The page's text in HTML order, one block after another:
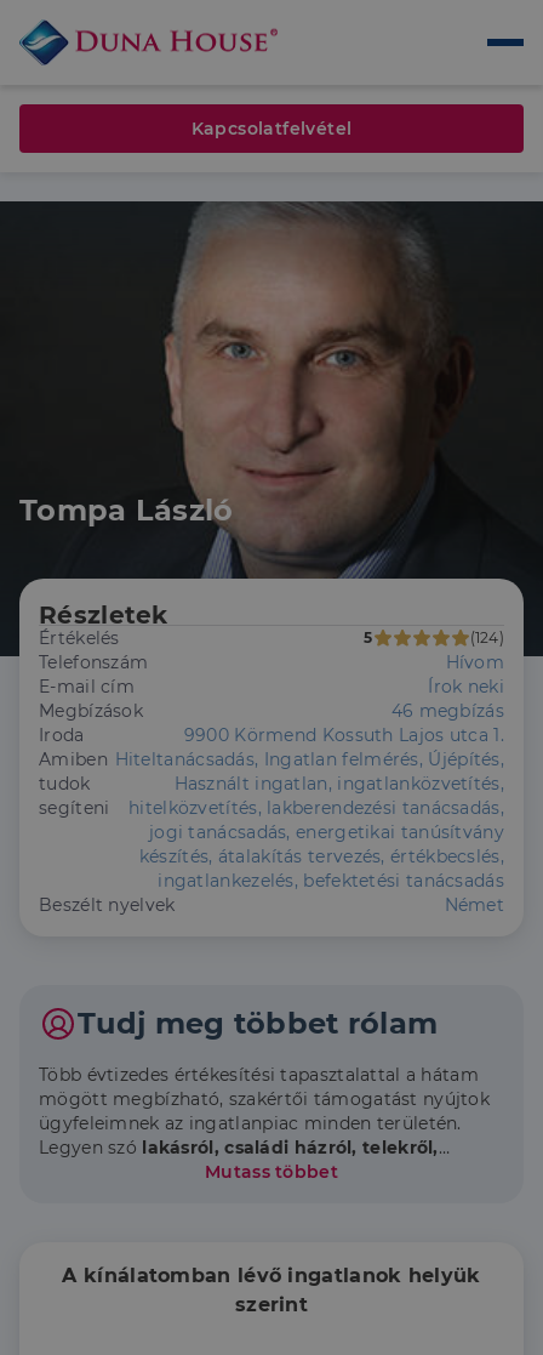
Kapcsolatfelvétel
Tompa László
Részletek
Értékelés 5 (124)
Telefonszám
Hívom
E-mail cím
Írok neki
Megbízások
46 megbízás
Iroda
9900 Körmend Kossuth Lajos utca 1.
Amiben
tudok
segíteni
Hiteltanácsadás, Ingatlan felmérés, Újépítés,
Használt ingatlan, ingatlanközvetítés,
hitelközvetítés, lakberendezési tanácsadás,
jogi tanácsadás, energetikai tanúsítvány
készítés, átalakítás tervezés, értékbecslés,
ingatlankezelés, befektetési tanácsadás
Beszélt nyelvek
Német
Tudj meg többet rólam
Több évtizedes értékesítési tapasztalattal a hátam
mögött megbízható, szakértői támogatást nyújtok
ügyfeleimnek az ingatlanpiac minden területén.
Legyen szó lakásról, családi házról, telekről,
bérleményről vagy ipari ingatlanról,
Irodánk - ügyfeleink bizalmát kiérdemelve -
személyre szabott hiteltanácsadással, diszkrét
tesszi gördülékennyé az
Mutass többet
A kínálatomban lévő ingatlanok helyük
szerint